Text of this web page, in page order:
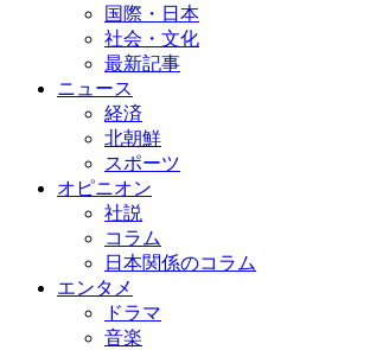
国際・日本
社会・文化
最新記事
ニュース
経済
北朝鮮
スポーツ
オピニオン
社説
コラム
日本関係のコラム
エンタメ
ドラマ
音楽